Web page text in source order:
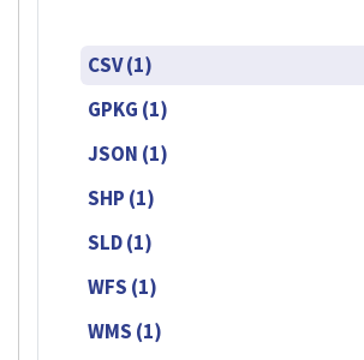
CSV (1)
GPKG (1)
JSON (1)
SHP (1)
SLD (1)
WFS (1)
WMS (1)